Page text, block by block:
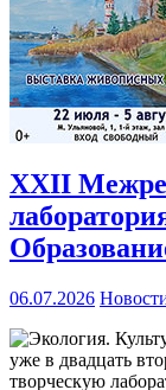
XXII
06.07.2026
уже в двадцать
творческую